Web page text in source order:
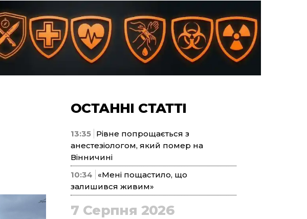
ОСТАННІ СТАТТІ
13:35 Рівне попрощається з
анестезіологом, який помер на
Вінничині
10:34
«Мені пощастило, що
залишився живим»
7 Серпня 2026